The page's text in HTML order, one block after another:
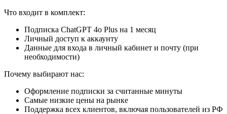
Что входит в комплект:
Подписка ChatGPT 4o Plus на 1 месяц
Личный доступ к аккаунту
Данные для входа в личный кабинет и почту (при
необходимости)
Почему выбирают нас:
Оформление подписки за считанные минуты
Самые низкие цены на рынке
Поддержка всех клиентов, включая пользователей из РФ